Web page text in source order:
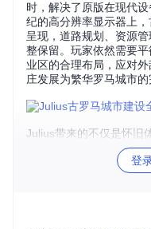
时，解决了原版在现代
纪的高分辨率显示器上
呈现，道路规划、资源
整保留。玩家依然需要
业区的合理布局，应对
庄发展为繁华罗马城市的
Julius带来的不仅是怀旧
编写的代码架构，游戏
时新增的窗口模式让多
s、Linux、MacOS等桌
登